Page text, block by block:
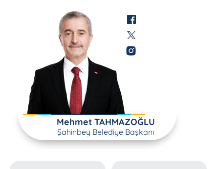
Mehmet TAHMAZOĞLU
Şahinbey Belediye Başkanı